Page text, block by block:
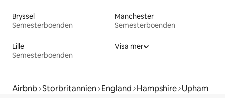
Bryssel
Semesterboenden
Manchester
Semesterboenden
Lille
Semesterboenden
Visa mer
Airbnb Storbritannien England Hampshire Upham